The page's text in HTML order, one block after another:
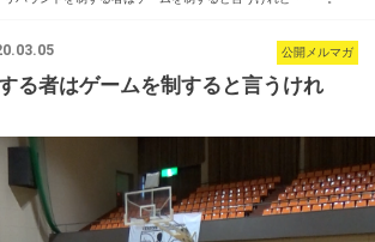
公開メルマガ
る者はゲームを制すると言うけれ